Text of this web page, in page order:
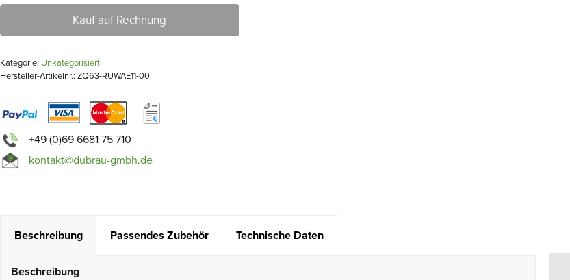
Kauf auf Rechnung
Kategorie: Unkategorisiert
Hersteller-Artikelnr.: ZQ63-RUWAE11-00
+49 (0)69 6681 75 710
kontakt@dubrau-gmbh.de
Beschreibung Passendes Zubehör Technische Daten
Beschreibung